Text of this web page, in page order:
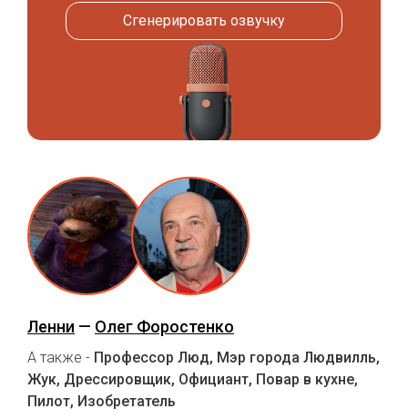
Сгенерировать озвучку
Ленни — Олег Форостенко
А также - Профессор Люд, Мэр города Людвилль,
Жук, Дрессировщик, Официант, Повар в кухне,
Пилот, Изобретатель